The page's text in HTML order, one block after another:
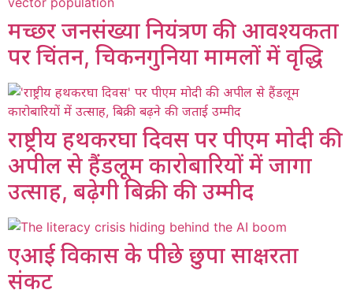
मच्छर जनसंख्या नियंत्रण की आवश्यकता
पर चिंतन, चिकनगुनिया मामलों में वृद्धि
राष्ट्रीय हथकरघा दिवस पर पीएम मोदी की
अपील से हैंडलूम कारोबारियों में जागा
उत्साह, बढ़ेगी बिक्री की उम्मीद
एआई विकास के पीछे छुपा साक्षरता
संकट